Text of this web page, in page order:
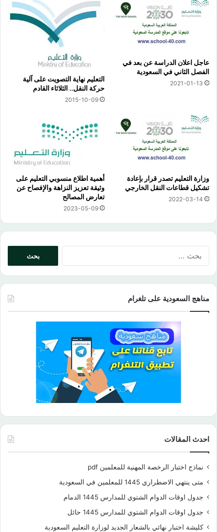
عاجل اعلان الدراسة عن بعد في
الفصل الثاني في السعودية
2021-01-13
التعليم نهاية التصويت على آلية
حركة النقل.. الثلاثاء القادم
2015-10-09
وزارة التعليم تصدر قرار بإعادة
تشكيل قطاعات النقل الخارجي
2022-03-14
أهمية اطلاع منسوبي التعليم على
وثيقة تعزيز النزاهة والإفصاح عن
تعارض المصالح
2023-05-09
مناهج السعودية على تلغرام
احدث المقالات
نماذج اختبار الرخصة المهنية للمعلمين pdf
متى ينتهي الاضطراري 1445 للمعلمين في السعودية
جدول اوقات الدوام الشتوي للمدارس 1445 الدمام
جدول اوقات الدوام الشتوي للمدارس 1445 حائل
كليشة اختبار نهائي بالشعار الجديد لوزارة التعليم السعودية